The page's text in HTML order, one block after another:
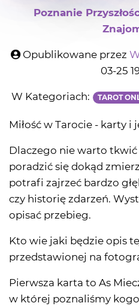
Poznanie
Opublikowane przez
03-25
W Kategoriach: TAROT
Miłość w Tarocie - karty i
Dlaczego nie warto
poradzić się dokąd
potrafi zajrzeć bardzo
czy historię zdarzeń.
opisać przebieg.
Kto wie jaki będzie opis
przedstawionej na
Pierwsza karta to As
w której poznaliśmy